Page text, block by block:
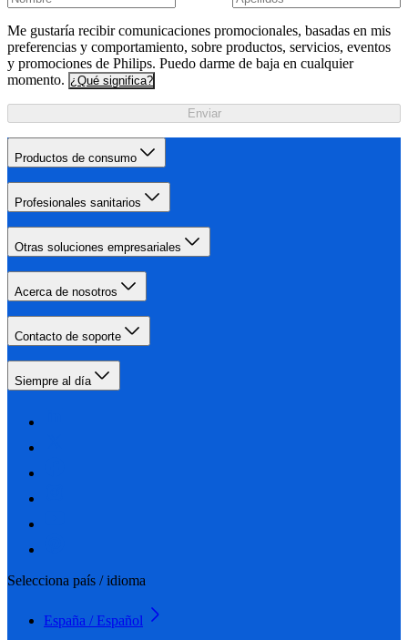
Me gustaría recibir comunicaciones promocionales, basadas en mis
preferencias y comportamiento, sobre productos, servicios, eventos
y promociones de Philips. Puedo darme de baja en cualquier
momento. ¿Qué significa?
Enviar
Productos de consumo
Profesionales sanitarios
Otras soluciones empresariales
Acerca de nosotros
Contacto de soporte
Siempre al día
Selecciona país / idioma
España / Español